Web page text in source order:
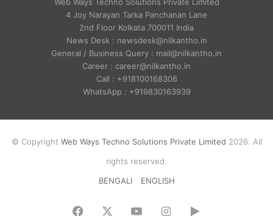
4 Joy Narayan Tarka Panchanan Lane
2nd Floor Kolkata 700011 India
News Desk : newsdesk@nilkantho.in
General / Business Query : mail@nilkantho.in
Career : career@nilkantho.in
Call : +918100168306
WhatsApp : +919830163939
© Copyright Web Ways Techno Solutions Private Limited 2026. All
rights reserved.
BENGALI
ENGLISH
Facebook YouTubeInstagram